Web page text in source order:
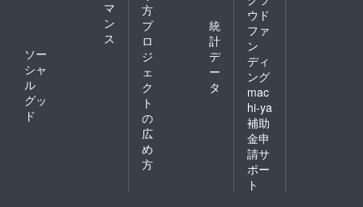
マ
ン
ス
ソー
シャ
ル
グッ
ド
方
プ
ロ
ジ
ェ
ク
ト
の
広
め
方
統
計
デ
ー
タ
ウド
ファ
ン
ディ
ング
mac
hi-ya
補助
金申
請サ
ポー
ト